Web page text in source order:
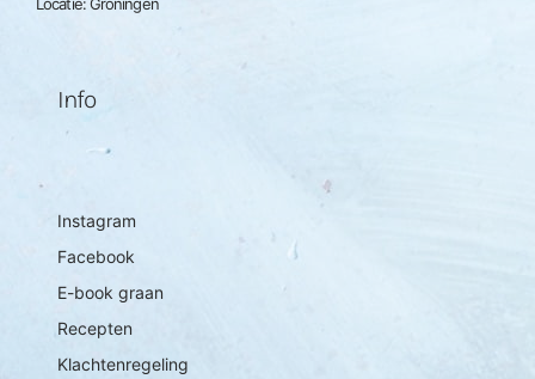
Locatie: Groningen
Info
Instagram
Facebook
E-book graan
Recepten
Klachtenregeling